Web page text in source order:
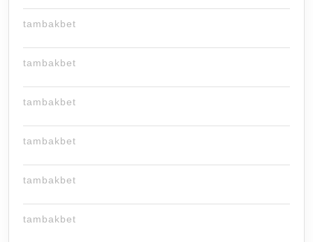
tambakbet
tambakbet
tambakbet
tambakbet
tambakbet
tambakbet